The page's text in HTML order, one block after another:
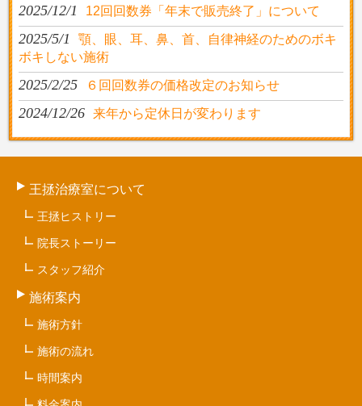
2025/12/1 12回回数券「年末で販売終了」について
2025/5/1
顎、眼、耳、鼻、首、自律神経のためのボキ
ボキしない施術
2025/2/25 ６回回数券の価格改定のお知らせ
2024/12/26 来年から定休日が変わります
王拯治療室について
王拯ヒストリー
院長ストーリー
スタッフ紹介
施術案内
施術方針
施術の流れ
時間案内